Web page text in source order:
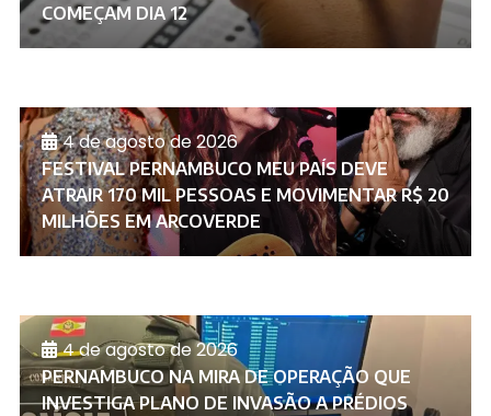
COMEÇAM DIA 12
4 de agosto de 2026
FESTIVAL PERNAMBUCO MEU PAÍS DEVE
ATRAIR 170 MIL PESSOAS E MOVIMENTAR R$ 20
MILHÕES EM ARCOVERDE
4 de agosto de 2026
PERNAMBUCO NA MIRA DE OPERAÇÃO QUE
INVESTIGA PLANO DE INVASÃO A PRÉDIOS